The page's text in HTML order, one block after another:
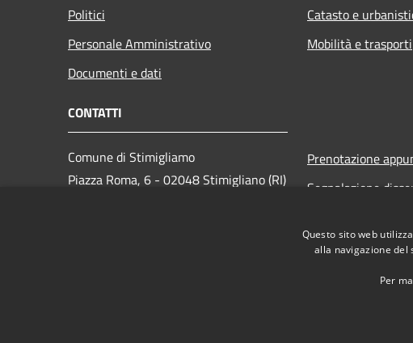
Politici
Personale Amministrativo
Documenti e dati
Catasto e
Mobilità e trasporti
CONTATTI
Comune di Stimigliamo
Piazza Roma, 6 - 02048 Stimigliano (RI)
Prenotazione
Segnalazione
Richiesta
Questo sito web
alla navigazione del
Per